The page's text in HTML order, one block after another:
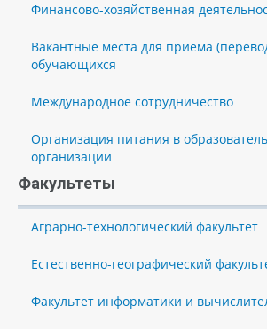
Финансово-хозяйственная
Вакантные места для приема
обучающихся
Международное сотрудничество
Организация питания в
организации
Факультеты
Аграрно-технологический факультет
Естественно-географический
Факультет информатики и